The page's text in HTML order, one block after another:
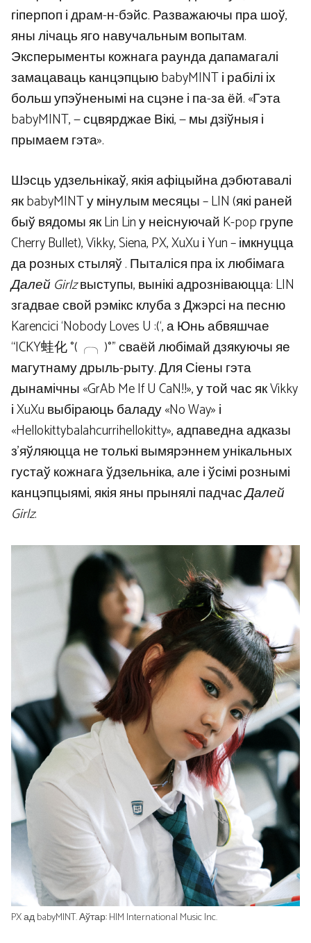
гіперпоп і драм-н-бэйс. Разважаючы пра шоў,
яны лічаць яго навучальным вопытам.
Эксперыменты кожнага раунда дапамагалі
замацаваць канцэпцыю babyMINT і рабілі іх
больш упэўненымі на сцэне і па-за ёй. «Гэта
babyMINT, — сцвярджае Вікі, — мы дзіўныя і
прымаем гэта».
Шэсць удзельнікаў, якія афіцыйна дэбютавалі
як babyMINT у мінулым месяцы – LIN (які раней
быў вядомы як Lin Lin у неіснуючай K-pop групе
Cherry Bullet), Vikky, Siena, PX, XuXu і Yun – імкнуцца
да розных стыляў . Пыталіся пра іх любімага
Далей Girlzвыступы, вынікі адрозніваюцца: LIN
згадвае свой рэмікс клуба з Джэрсі на песню
Karencici ‘Nobody Loves U :(‘, а Юнь абвяшчае
“ICKY蛙化 °(╭╮)°” сваёй любімай дзякуючы яе
магутнаму дрыль-рыту. Для Сіены гэта
дынамічны «GrAb Me If U CaN!!», у той час як Vikky
і XuXu выбіраюць баладу «No Way» і
«Hellokittybalahcurrihellokitty», адпаведна адказы
з’яўляюцца не толькі вымярэннем унікальных
густаў кожнага ўдзельніка, але і ўсімі рознымі
канцэпцыямі, якія яны прынялі падчасДалей
Girlz.
PX ад babyMINT. Аўтар: HIM International Music Inc.